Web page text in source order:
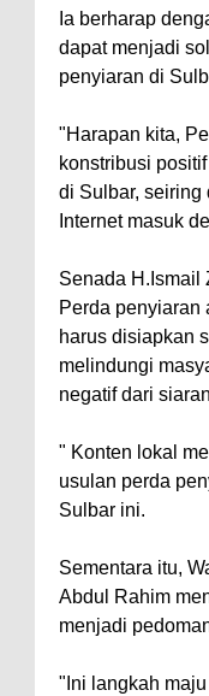
Ia berharap
dapat menjadi
penyiaran di
"Harapan kita,
konstribusi
di Sulbar, seiring
Internet masuk
Senada H.Ismail
Perda penyiaran
harus disiapkan
melindungi
negatif dari
" Konten lokal
usulan perda
Sulbar ini.
Sementara itu,
Abdul Rahim
menjadi
"Ini langkah